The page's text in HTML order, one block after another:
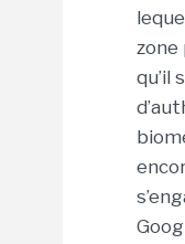
zone
qu’il